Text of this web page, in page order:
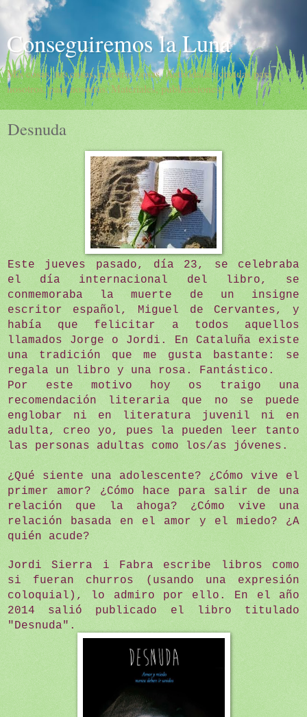
Conseguiremos la Luna
Mis cosas, tus cosas, nuestras cosas. Actividades creadas para
nosotros, para nosotras. Materiales, publicaciones,...
Desnuda
Este jueves pasado, día 23, se celebraba
el día internacional del libro, se
conmemoraba la muerte de un insigne
escritor español, Miguel de Cervantes, y
había que felicitar a todos aquellos
llamados Jorge o Jordi. En Cataluña existe
una tradición que me gusta bastante: se
regala un libro y una rosa. Fantástico.
Por este motivo hoy os traigo una
recomendación literaria que no se puede
englobar ni en literatura juvenil ni en
adulta, creo yo, pues la pueden leer tanto
las personas adultas como los/as jóvenes.
¿Qué siente una adolescente? ¿Cómo vive el
primer amor? ¿Cómo hace para salir de una
relación que la ahoga? ¿Cómo vive una
relación basada en el amor y el miedo? ¿A
quién acude?
Jordi Sierra i Fabra escribe libros como
si fueran churros (usando una expresión
coloquial), lo admiro por ello. En el año
2014 salió publicado el libro titulado
"Desnuda".